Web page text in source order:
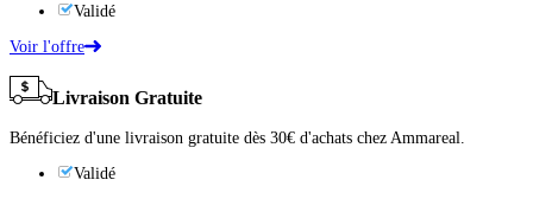
Validé
Voir l'offre
Livraison Gratuite
Bénéficiez d'une livraison gratuite dès 30€ d'achats chez Ammareal.
Validé